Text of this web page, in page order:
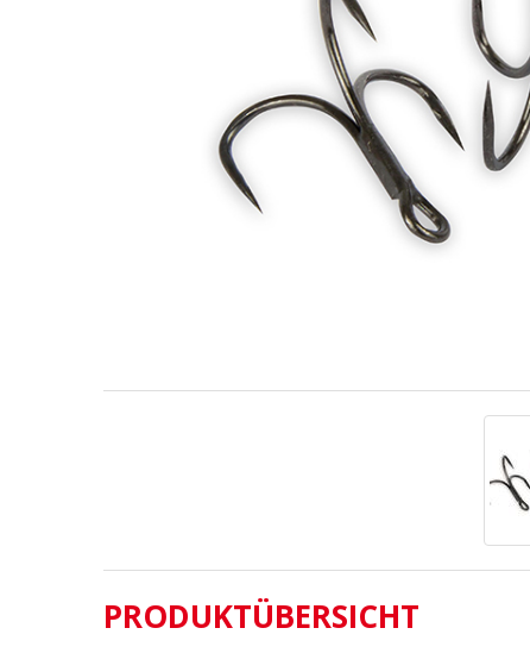
PRODUKTÜBERSICHT